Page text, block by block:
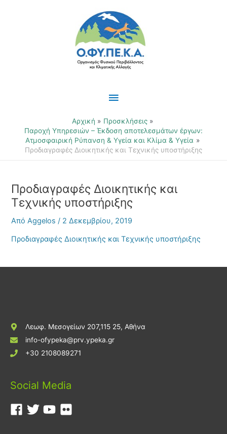
Κύριο
Μενού
Αρχική
Προσκλήσεις
Παροχή Υπηρεσιών – Έκδοση αποτελεσμάτων έργων:
Ατμοσφαιρική Ρύπανση & Υγεία και Κλίμα & Υγεία
Προδιαγραφές Διοικητικής και Τεχνικής υποστήριξης
Προδιαγραφές Διοικητικής και
Τεχνικής υποστήριξης
ΑπόAggelos/ 2 Δεκεμβρίου, 2019
Προδιαγραφές Διοικητικής και Τεχνικής υποστήριξης
Λεωφ. Μεσογείων 207,115 25, Αθήνα
info-ofypeka@prv.ypeka.gr
+30 2108089271
Social Media